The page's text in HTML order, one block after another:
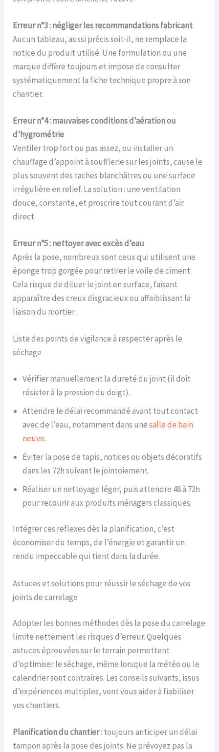
Erreur n°3 : négliger les recommandations fabricant
Aucun tableau, aussi précis soit-il, ne remplace la
notice du produit utilisé. Une formulation ou une
marque diffère toujours et impose de consulter
systématiquement la fiche technique propre à son
chantier.
Erreur n°4 : mauvaises conditions d’aération ou
d’hygrométrie
Ventiler trop fort ou pas assez, ou installer un
chauffage d’appoint à soufflerie sur les joints, cause le
plus souvent des taches blanchâtres ou une surface
irrégulière en relief. La solution : une ventilation
douce, constante, et proscrire tout courant d’air
direct.
Erreur n°5 : nettoyer avec excès d’eau
Après la pose, nombreux sont ceux qui utilisent une
éponge trop gorgée pour retirer le voile de ciment.
Cela risque de diluer le joint en surface, faisant
apparaître des creux disgracieux ou affaiblissant la
liaison du mortier.
Liste des points de vigilance à respecter après le
séchage
Vérifier manuellement la dureté du joint (il doit
résister à la pression du doigt).
Attendre le délai recommandé avant tout contact
avec de l’eau, notamment dans unesalle de bain
neuve.
Éviter la pose de tapis, notices ou objets décoratifs
dans les 72h suivant le jointoiement.
Réaliser un nettoyage léger, puis attendre 48 à 72h
pour recourir aux produits ménagers classiques.
Intégrer ces reflexes dès la planification, c’est
économiser du temps, de l’énergie et garantir un
rendu impeccable qui tient dans la durée.
Astuces et solutions pour réussir le séchage de vos
joints de carrelage
Adopter les bonnes méthodes dès la pose du carrelage
limite nettement les risques d’erreur. Quelques
astuces éprouvées sur le terrain permettent
d’optimiser le séchage, même lorsque la météo ou le
calendrier sont contraires. Les conseils suivants, issus
d’expériences multiples, vont vous aider à fiabiliser
vos chantiers.
Planification du chantier: toujours anticiper un délai
tampon après la pose des joints. Ne prévoyez pas la